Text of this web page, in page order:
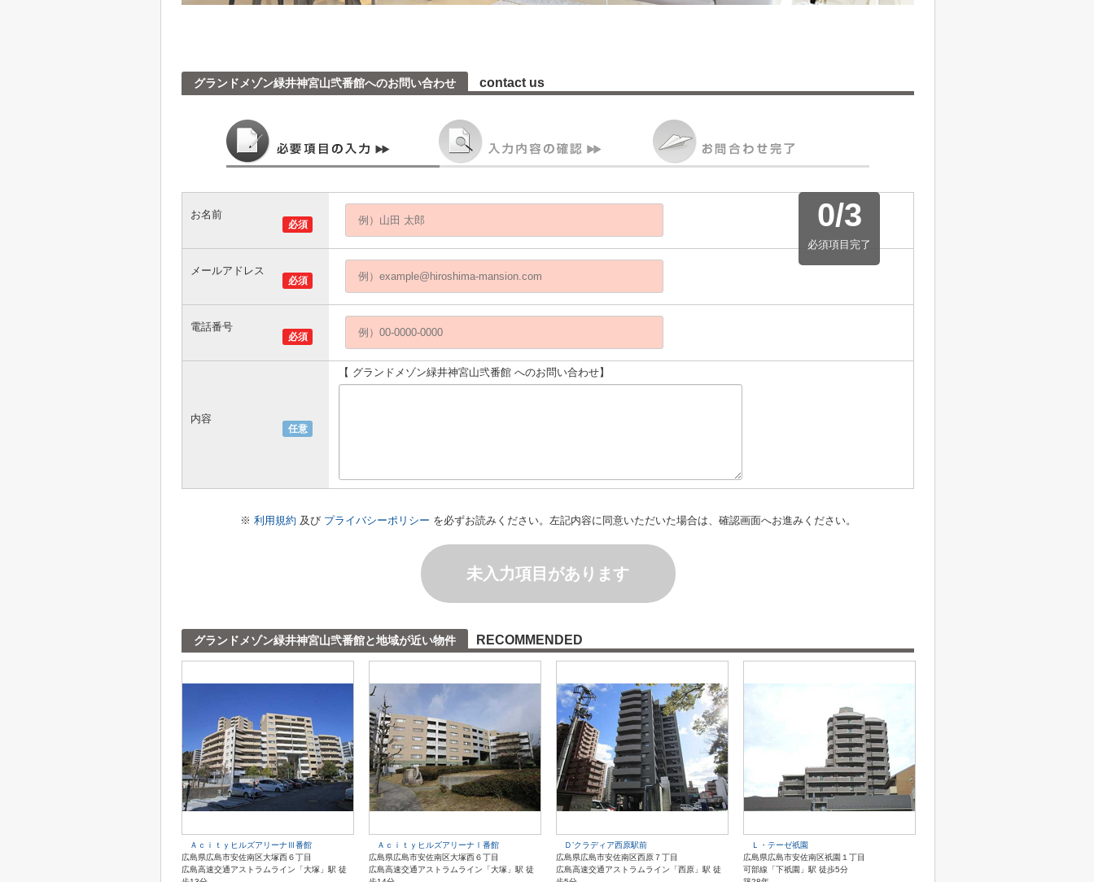
グランドメゾン緑井神宮山弐番館へのお問い合わせ contact us
0/3
必須項目完了
必須
お名前
必須
メールアドレス
必須
電話番号
任意
内容
【 グランドメゾン緑井神宮山弐番館 へのお問い合わせ】
※ 利用規約 及び プライバシーポリシー を必ずお読みください。左記内容に同意いただいた場合は、確認画面へお進みください。
未入力項目があります
グランドメゾン緑井神宮山弐番館と地域が近い物件 RECOMMENDED
ＡｃｉｔｙヒルズアリーナⅢ番館
広島県広島市安佐南区大塚西６丁目
広島高速交通アストラムライン「大塚」駅 徒
ＡｃｉｔｙヒルズアリーナⅠ番館
広島県広島市安佐南区大塚西６丁目
広島高速交通アストラムライン「大塚」駅 徒
Ｄ’クラディア西原駅前
広島県広島市安佐南区西原７丁目
広島高速交通アストラムライン「西原」駅 徒
Ｌ・テーゼ祇園
広島県広島市安佐南区祇園１丁目
可部線「下祇園」駅 徒歩5分